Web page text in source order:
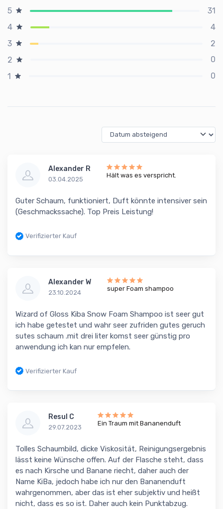
5
31
4
4
3
2
2
0
1
0
Alexander R
03.04.2025
Hält was es verspricht.
Guter Schaum, funktioniert, Duft könnte intensiver sein
(Geschmackssache). Top Preis Leistung!
Verifizierter Kauf
Alexander W
23.10.2024
super Foam shampoo
Wizard of Gloss Kiba Snow Foam Shampoo ist seer gut
ich habe getestet und wahr seer zufriden gutes geruch
sutes schaum .mit drei liter komst seer günstig pro
anwendung ich kan nur empfelen.
Verifizierter Kauf
Resul C
29.07.2023
Ein Traum mit Bananenduft
Tolles Schaumbild, dicke Viskosität, Reinigungsergebnis
lässt keine Wünsche offen. Auf der Flasche steht, dass
es nach Kirsche und Banane riecht, daher auch der
Name KiBa, jedoch habe ich nur den Bananenduft
wahrgenommen, aber das ist eher subjektiv und heißt
nicht, dass es so ist. Daher auch kein Punktabzug.